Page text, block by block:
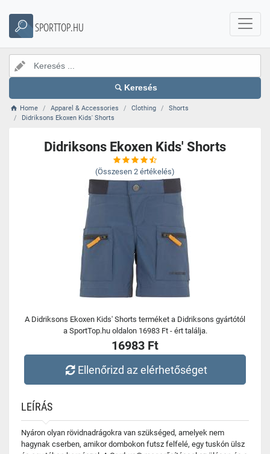
SPORTTOP.HU
Keresés
Home Apparel & Accessories Clothing
Shorts
Didriksons Ekoxen Kids' Shorts
Didriksons Ekoxen Kids' Shorts
(Összesen 2 értékelés)
A Didriksons Ekoxen Kids' Shorts terméket a Didriksons gyártótól
a SportTop.hu oldalon 16983 Ft - ért találja.
16983 Ft
Ellenőrizd az elérhetőséget
LEÍRÁS
Nyáron olyan rövidnadrágokra van szükséged, amelyek nem
hagynak cserben, amikor dombokon futsz felfelé, egy tuskón ülsz